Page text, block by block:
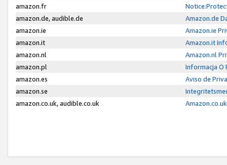
amazon.fr
amazon.de, audible.de
Amazon.de
amazon.ie
Amazon.ie
amazon.it
Amazon.it
amazon.nl
Amazon.nl
amazon.pl
Informacja O
amazon.es
Aviso de
amazon.se
amazon.co.uk, audible.co.uk